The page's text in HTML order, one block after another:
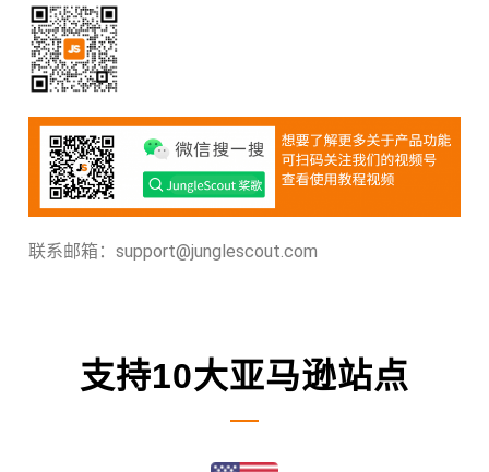
联系邮箱：support@junglescout.com
支持10大亚马逊站点